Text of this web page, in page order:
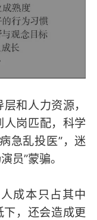
和人力资源，
人岗匹配，科学
急乱投医”，迷
员”蒙骗。
成本只占其中
，还会造成更